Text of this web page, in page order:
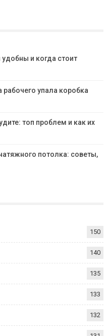
и когда стоит
упала коробка
топ проблем и как их
потолка: советы,
150
140
135
133
132